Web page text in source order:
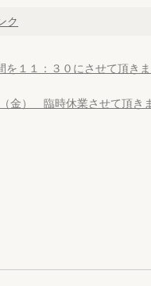
ク
１１：３０にさせて頂き
金） 臨時休業させて頂き